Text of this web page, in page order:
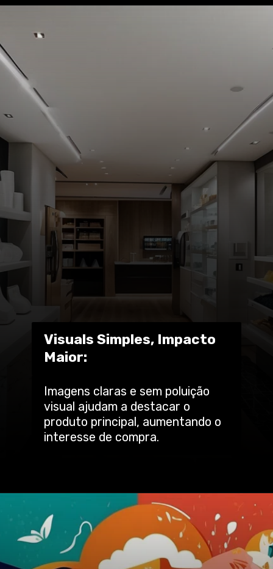
Imagens claras e sem poluição
visual ajudam a destacar o
produto principal, aumentando o
interesse de compra.
Visuals Simples, Impacto
Maior: